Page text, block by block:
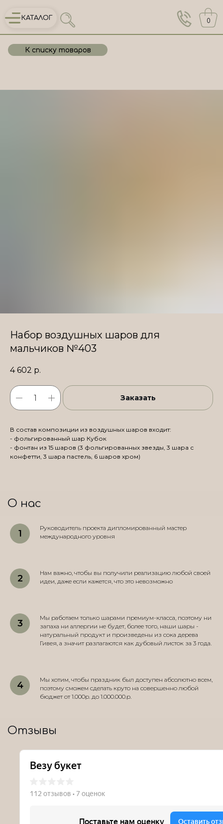
КАТАЛОГ 0
К списку товаров
Набор воздушных шаров для
мальчиков №403
4 602 р.
Заказать
В состав композиции из воздушных шаров входит:
- фольгированный шар Кубок
- фонтан из 15 шаров (3 фольгированных звезды, 3 шара с
конфетти, 3 шара пастель, 6 шаров хром)
О нас
Руководитель проекта дипломированный мастер
международного уровня
Нам важно, чтобы вы получили реализацию любой своей
идеи, даже если кажется, что это невозможно
Мы работаем только шарами премиум-класса, поэтому ни
запаха ни аллергии не будет, более того, наши шары -
натуральный продукт и произведены из сока дерева
Гивея, а значит разлагаются как дубовый листок за 3 года.
Мы хотим, чтобы праздник был доступен абсолютно всем,
поэтому сможем сделать круто на совершенно любой
бюджет от 1.000р. до 1.000.000.р.
Отзывы